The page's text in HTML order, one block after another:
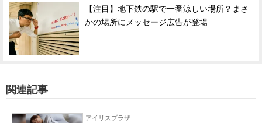
【注目】地下鉄の駅で一番涼しい場所？まさ
かの場所にメッセージ広告が登場
関連記事
アイリスプラザ